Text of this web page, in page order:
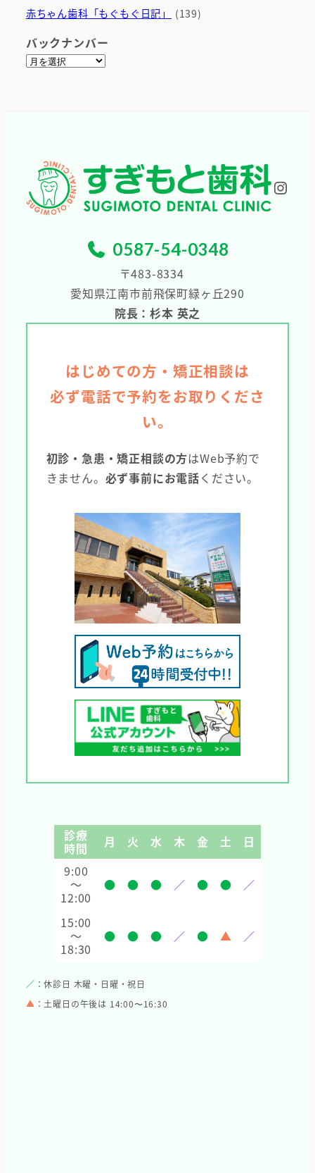
赤ちゃん歯科「もぐもぐ日記」
(139)
バックナンバー
ア
0587-54-0348
〒483-8334
愛知県江南市前飛保町緑ヶ丘290
院長：杉本 英之
はじめての方・矯正相談は
必ず電話で予約をお取りくださ
い。
初診・急患・矯正相談の方はWeb予約で
きません。 必ず事前にお電話ください。
診療
時間 月 火 水 木 金 土
日
9:00
～
12:00
● ● ● ／ ● ● ／
15:00
～
18:30
● ● ● ／ ● ▲ ／
／ ：休診日 木曜・日曜・祝日
▲ ：土曜日の午後は 14:00〜16:30